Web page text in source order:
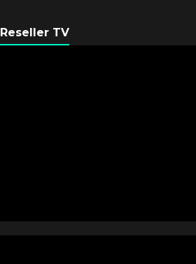
Reseller TV